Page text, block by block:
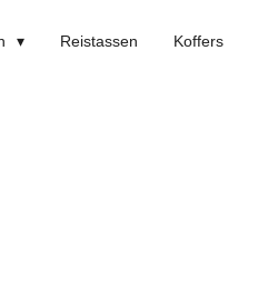
Reistassen Koffers